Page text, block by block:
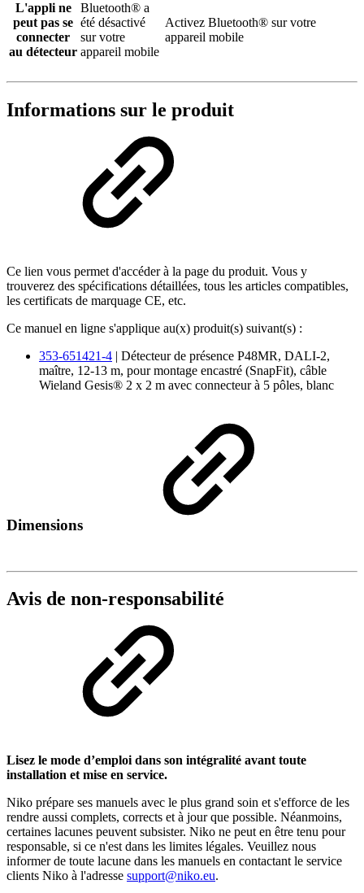
L'appli ne
peut pas se
connecter
au détecteur
Bluetooth® a
été désactivé
sur votre
appareil mobile
Activez Bluetooth® sur votre
appareil mobile
Informations sur le produit
Ce lien vous permet d'accéder à la page du produit. Vous y
trouverez des spécifications détaillées, tous les articles compatibles,
les certificats de marquage CE, etc.
Ce manuel en ligne s'applique au(x) produit(s) suivant(s) :
353-651421-4 | Détecteur de présence P48MR, DALI-2,
maître, 12-13 m, pour montage encastré (SnapFit), câble
Wieland Gesis® 2 x 2 m avec connecteur à 5 pôles, blanc
Dimensions
Avis de non-responsabilité
Lisez le mode d’emploi dans son intégralité avant toute
installation et mise en service.
Niko prépare ses manuels avec le plus grand soin et s'efforce de les
rendre aussi complets, corrects et à jour que possible. Néanmoins,
certaines lacunes peuvent subsister. Niko ne peut en être tenu pour
responsable, si ce n'est dans les limites légales. Veuillez nous
informer de toute lacune dans les manuels en contactant le service
clients Niko à l'adresse support@niko.eu.